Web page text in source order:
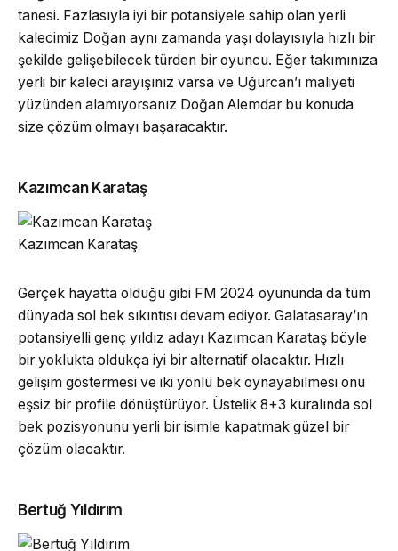
tanesi. Fazlasıyla iyi bir potansiyele sahip olan yerli
kalecimiz Doğan aynı zamanda yaşı dolayısıyla hızlı bir
şekilde gelişebilecek türden bir oyuncu. Eğer takımınıza
yerli bir kaleci arayışınız varsa ve Uğurcan’ı maliyeti
yüzünden alamıyorsanız Doğan Alemdar bu konuda
size çözüm olmayı başaracaktır.
Kazımcan Karataş
Kazımcan Karataş
Gerçek hayatta olduğu gibi FM 2024 oyununda da tüm
dünyada sol bek sıkıntısı devam ediyor. Galatasaray’ın
potansiyelli genç yıldız adayı Kazımcan Karataş böyle
bir yoklukta oldukça iyi bir alternatif olacaktır. Hızlı
gelişim göstermesi ve iki yönlü bek oynayabilmesi onu
eşsiz bir profile dönüştürüyor. Üstelik 8+3 kuralında sol
bek pozisyonunu yerli bir isimle kapatmak güzel bir
çözüm olacaktır.
Bertuğ Yıldırım